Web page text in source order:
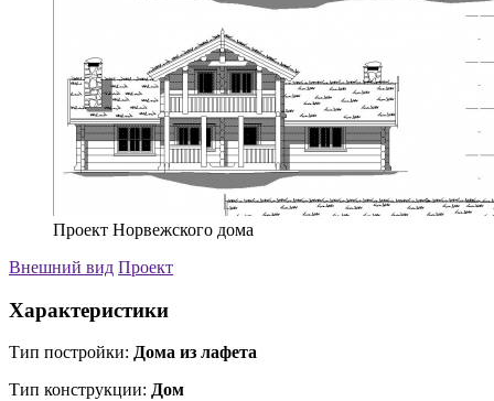
Проект Норвежского дома
Внешний вид Проект
Характеристики
Тип постройки: Дома из лафета
Тип конструкции: Дом